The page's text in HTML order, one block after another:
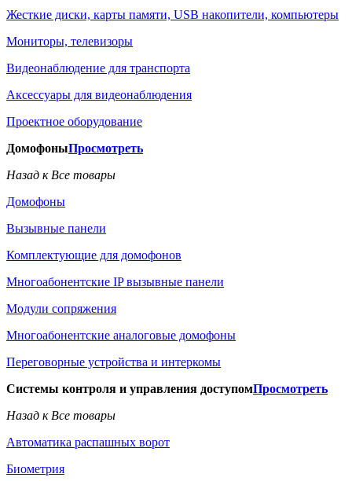
Жесткие диски, карты памяти, USB накопители, компьютеры
Мониторы, телевизоры
Видеонаблюдение для транспорта
Аксессуары для видеонаблюдения
Проектное оборудование
ДомофоныПросмотреть
Назад к Все товары
Домофоны
Вызывные панели
Комплектующие для домофонов
Многоабонентские IP вызывные панели
Модули сопряжения
Многоабонентские аналоговые домофоны
Переговорные устройства и интеркомы
Системы контроля и управления доступомПросмотреть
Назад к Все товары
Автоматика распашных ворот
Биометрия